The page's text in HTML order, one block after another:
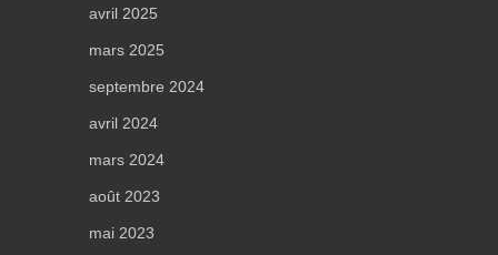
avril 2025
mars 2025
septembre 2024
avril 2024
mars 2024
août 2023
mai 2023